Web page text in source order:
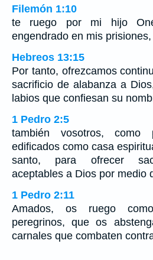
Filemón 1:10
te ruego por mi hijo
engendrado en mis prisiones,
Hebreos 13:15
Por tanto, ofrezcamos
sacrificio de alabanza a
labios que confiesan su
1 Pedro 2:5
también vosotros, como
edificados como casa
santo, para ofrecer
aceptables a Dios por medio
1 Pedro 2:11
Amados, os ruego
peregrinos, que os
carnales que combaten